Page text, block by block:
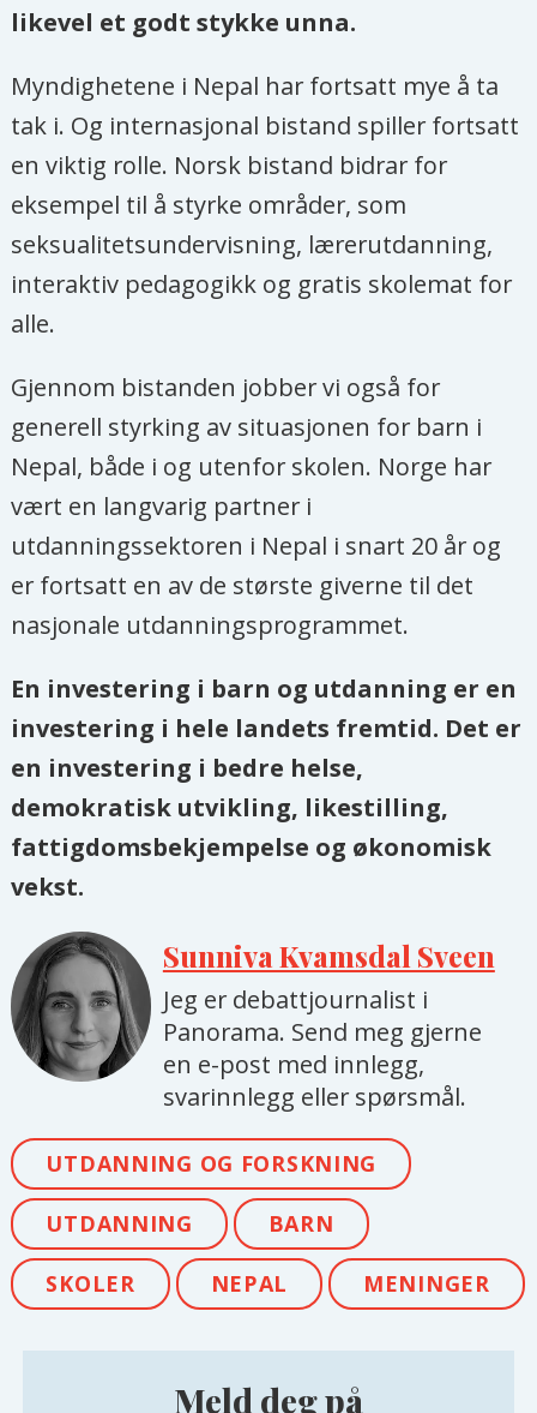
likevel et godt stykke unna.
Myndighetene i Nepal har fortsatt mye å ta
tak i. Og internasjonal bistand spiller fortsatt
en viktig rolle. Norsk bistand bidrar for
eksempel til å styrke områder, som
seksualitetsundervisning, lærerutdanning,
interaktiv pedagogikk og gratis skolemat for
alle.
Gjennom bistanden jobber vi også for
generell styrking av situasjonen for barn i
Nepal, både i og utenfor skolen. Norge har
vært en langvarig partner i
utdanningssektoren i Nepal i snart 20 år og
er fortsatt en av de største giverne til det
nasjonale utdanningsprogrammet.
En investering i barn og utdanning er en
investering i hele landets fremtid. Det er
en investering i bedre helse,
demokratisk utvikling, likestilling,
fattigdomsbekjempelse og økonomisk
vekst.
Sunniva Kvamsdal Sveen
Jeg er debattjournalist i
Panorama. Send meg gjerne
en e-post med innlegg,
svarinnlegg eller spørsmål.
UTDANNING OG FORSKNING
UTDANNING BARN
SKOLER NEPAL MENINGER
Meld deg på